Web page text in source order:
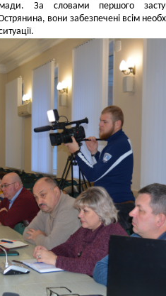
За словами першого
вони забезпечені всім